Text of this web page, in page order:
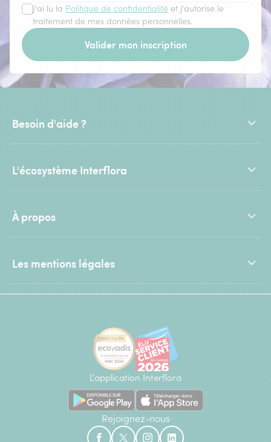
J'ai lu la Politique de confidentialité et j'autorise le
traitement de mes données personnelles.
Valider mon inscription
Besoin d'aide ?
L'écosystème Interflora
À propos
Les mentions légales
L'application Interflora
Rejoignez-nous